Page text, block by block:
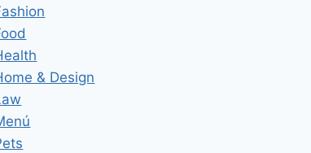
& Design